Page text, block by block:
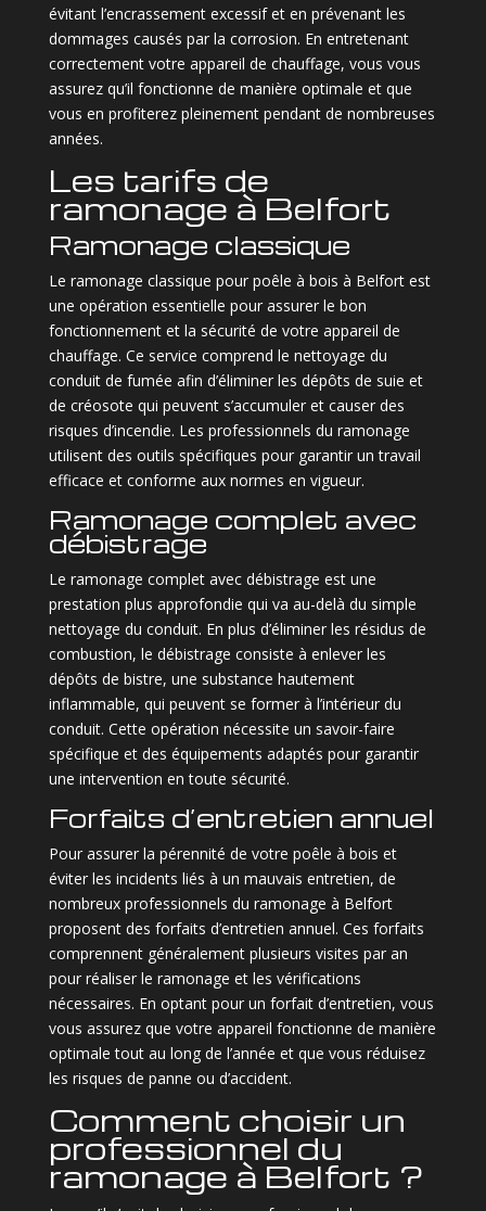
évitant l’encrassement excessif et en prévenant les
dommages causés par la corrosion. En entretenant
correctement votre appareil de chauffage, vous vous
assurez qu’il fonctionne de manière optimale et que
vous en profiterez pleinement pendant de nombreuses
années.
Les tarifs de
ramonage à Belfort
Ramonage classique
Le ramonage classique pour poêle à bois à Belfort est
une opération essentielle pour assurer le bon
fonctionnement et la sécurité de votre appareil de
chauffage. Ce service comprend le nettoyage du
conduit de fumée afin d’éliminer les dépôts de suie et
de créosote qui peuvent s’accumuler et causer des
risques d’incendie. Les professionnels du ramonage
utilisent des outils spécifiques pour garantir un travail
efficace et conforme aux normes en vigueur.
Ramonage complet avec
débistrage
Le ramonage complet avec débistrage est une
prestation plus approfondie qui va au-delà du simple
nettoyage du conduit. En plus d’éliminer les résidus de
combustion, le débistrage consiste à enlever les
dépôts de bistre, une substance hautement
inflammable, qui peuvent se former à l’intérieur du
conduit. Cette opération nécessite un savoir-faire
spécifique et des équipements adaptés pour garantir
une intervention en toute sécurité.
Forfaits d’entretien annuel
Pour assurer la pérennité de votre poêle à bois et
éviter les incidents liés à un mauvais entretien, de
nombreux professionnels du ramonage à Belfort
proposent des forfaits d’entretien annuel. Ces forfaits
comprennent généralement plusieurs visites par an
pour réaliser le ramonage et les vérifications
nécessaires. En optant pour un forfait d’entretien, vous
vous assurez que votre appareil fonctionne de manière
optimale tout au long de l’année et que vous réduisez
les risques de panne ou d’accident.
Comment choisir un
professionnel du
ramonage à Belfort ?